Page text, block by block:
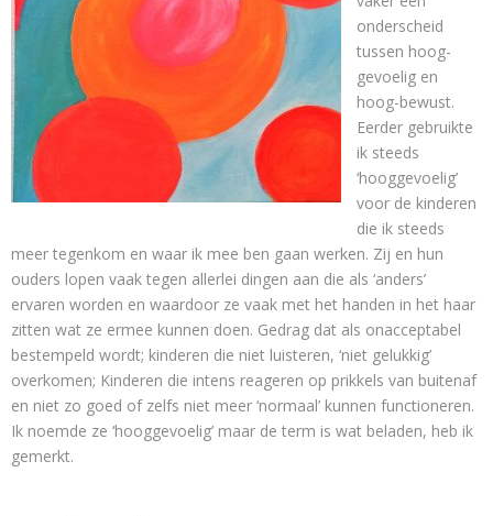
onderscheid
tussen hoog-
gevoelig en
hoog-bewust.
Eerder gebruikte
ik steeds
‘hooggevoelig’
voor de kinderen
die ik steeds
meer tegenkom en waar ik mee ben gaan werken. Zij en hun
ouders lopen vaak tegen allerlei dingen aan die als ‘anders’
ervaren worden en waardoor ze vaak met het handen in het haar
zitten wat ze ermee kunnen doen. Gedrag dat als onacceptabel
bestempeld wordt; kinderen die niet luisteren, ‘niet gelukkig’
overkomen; Kinderen die intens reageren op prikkels van buitenaf
en niet zo goed of zelfs niet meer ‘normaal’ kunnen functioneren.
Ik noemde ze ‘hooggevoelig’ maar de term is wat beladen, heb ik
gemerkt.